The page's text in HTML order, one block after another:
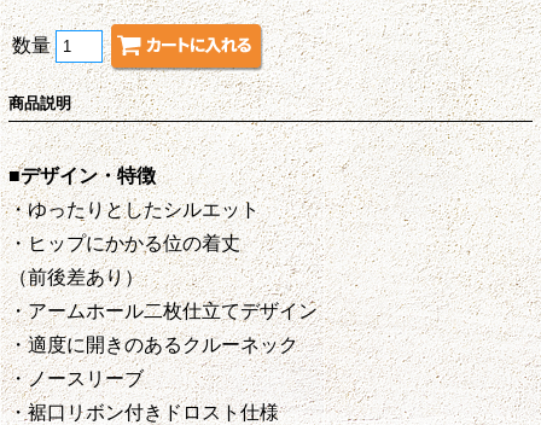
数量
商品説明
■デザイン・特徴
・ゆったりとしたシルエット
・ヒップにかかる位の着丈
（前後差あり）
・アームホール二枚仕立てデザイン
・適度に開きのあるクルーネック
・ノースリーブ
・裾口リボン付きドロスト仕様